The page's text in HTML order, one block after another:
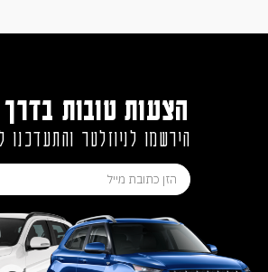
הצעות טובות
הירשמו לניוזלטר והתעדכנו